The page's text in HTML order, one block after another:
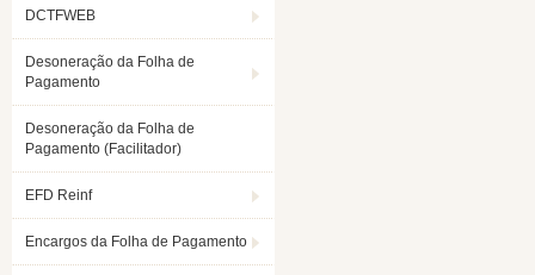
DCTFWEB
Desoneração da Folha de
Pagamento
Desoneração da Folha de
Pagamento (Facilitador)
EFD Reinf
Encargos da Folha de Pagamento